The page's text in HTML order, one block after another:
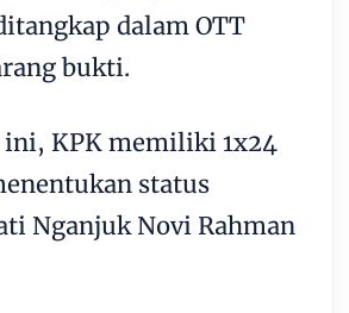
dalam OTT
bukti.
ini, KPK memiliki 1x24
status
Nganjuk Novi Rahman